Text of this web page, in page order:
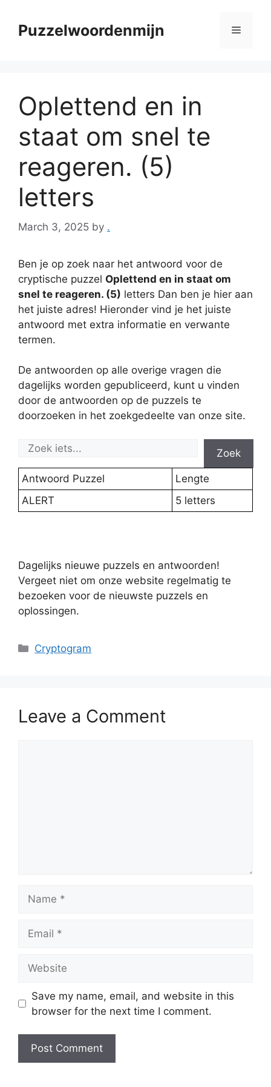
contentPuzzelwoordenmijn Menu
Oplettend en in
staat om snel te
reageren. (5)
letters
March 3, 2025 by .
Ben je op zoek naar het antwoord voor de
cryptische puzzel Oplettend en in staat om
snel te reageren. (5) letters Dan ben je hier aan
het juiste adres! Hieronder vind je het juiste
antwoord met extra informatie en verwante
termen.
De antwoorden op alle overige vragen die
dagelijks worden gepubliceerd, kunt u vinden
door de antwoorden op de puzzels te
doorzoeken in het zoekgedeelte van onze site.
Zoek
Antwoord Puzzel
Lengte
ALERT
5 letters
Dagelijks nieuwe puzzels en antwoorden!
Vergeet niet om onze website regelmatig te
bezoeken voor de nieuwste puzzels en
oplossingen.
Categories
Cryptogram
Leave a Comment
Save my name, email, and website in this
browser for the next time I comment.